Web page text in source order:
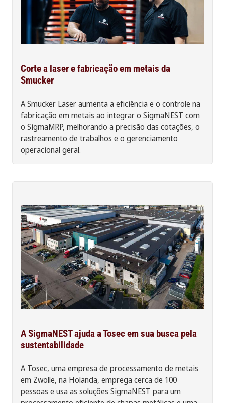
Corte a laser e fabricação em metais da
Smucker
A Smucker Laser aumenta a eficiência e o controle na
fabricação em metais ao integrar o SigmaNEST com
o SigmaMRP, melhorando a precisão das cotações, o
rastreamento de trabalhos e o gerenciamento
operacional geral.
A SigmaNEST ajuda a Tosec em sua busca pela
sustentabilidade
A Tosec, uma empresa de processamento de metais
em Zwolle, na Holanda, emprega cerca de 100
pessoas e usa as soluções SigmaNEST para um